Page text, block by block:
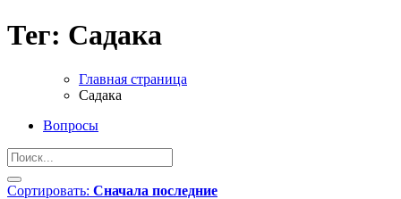
Тег: Садака
Главная страница
Садака
Вопросы
Сортировать: Сначала последние